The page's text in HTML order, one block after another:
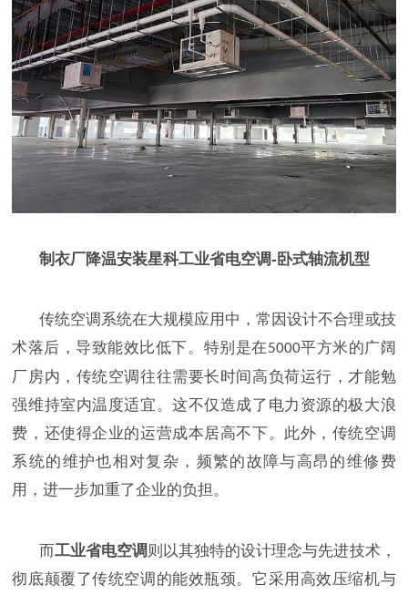
制衣厂降温安装星科工业省电空调-卧式轴流机型
传统空调系统在大规模应用中，常因设计不合理或技
术落后，导致能效比低下。特别是在5000平方米的广阔
厂房内，传统空调往往需要长时间高负荷运行，才能勉
强维持室内温度适宜。这不仅造成了电力资源的极大浪
费，还使得企业的运营成本居高不下。此外，传统空调
系统的维护也相对复杂，频繁的故障与高昂的维修费
用，进一步加重了企业的负担。
而工业省电空调 则以其独特的设计理念与先进技术，
彻底颠覆了传统空调的能效瓶颈。它采用高效压缩机与